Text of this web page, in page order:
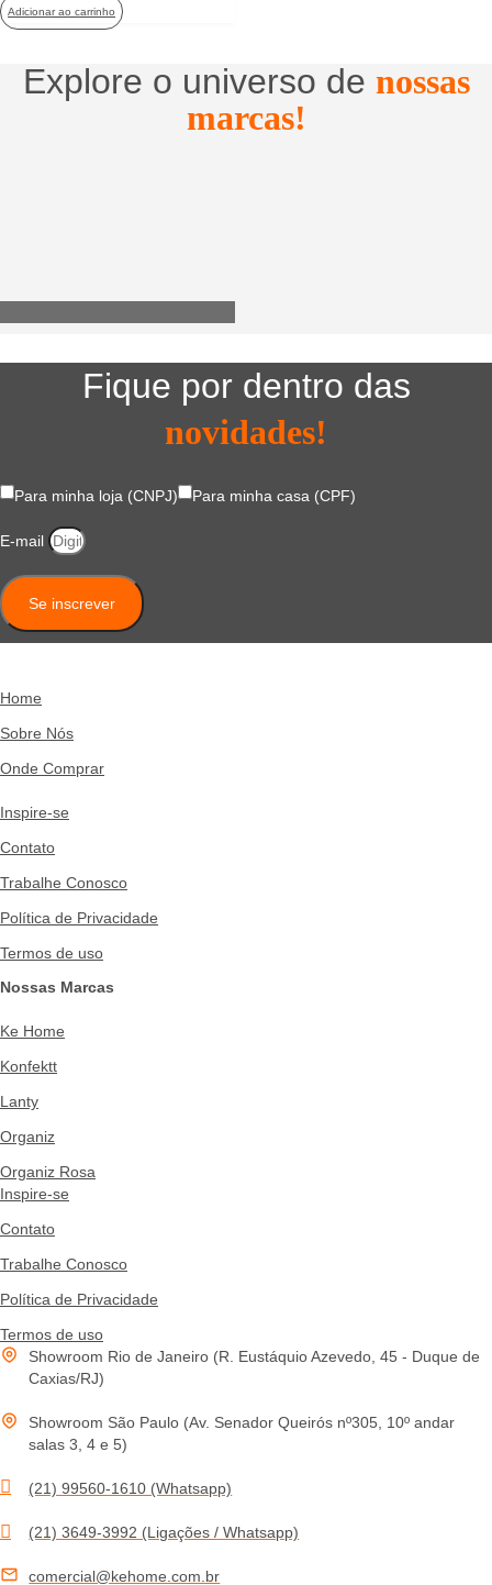
Adicionar ao carrinho
Explore o universo de nossas
marcas!
Fique por dentro das
novidades!
Para minha loja (CNPJ) Para minha casa (CPF)
E-mail
Se inscrever
Home
Sobre Nós
Onde Comprar
Inspire-se
Contato
Trabalhe Conosco
Política de Privacidade
Termos de uso
Nossas Marcas
Ke Home
Konfektt
Lanty
Organiz
Organiz Rosa
Inspire-se
Contato
Trabalhe Conosco
Política de Privacidade
Termos de uso
Showroom Rio de Janeiro (R. Eustáquio Azevedo, 45 - Duque de
Caxias/RJ)
Showroom São Paulo (Av. Senador Queirós nº305, 10º andar
salas 3, 4 e 5)
(21) 99560-1610 (Whatsapp)
(21) 3649-3992 (Ligações / Whatsapp)
comercial@kehome.com.br